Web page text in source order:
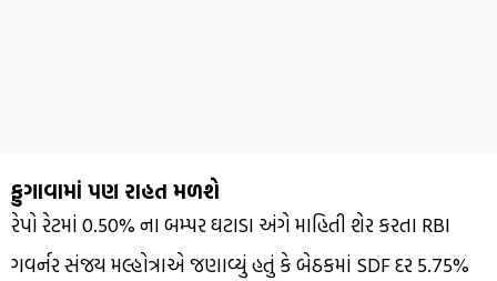
ફુગાવામાં પણ રાહત મળશે
રેપો રેટમાં 0.50% ના બમ્પર ઘટાડા અંગે માહિતી શેર કરતા RBI
ગવર્નર સંજય મલ્હોત્રાએ જણાવ્યું હતું કે બેઠકમાં SDF દર 5.75%